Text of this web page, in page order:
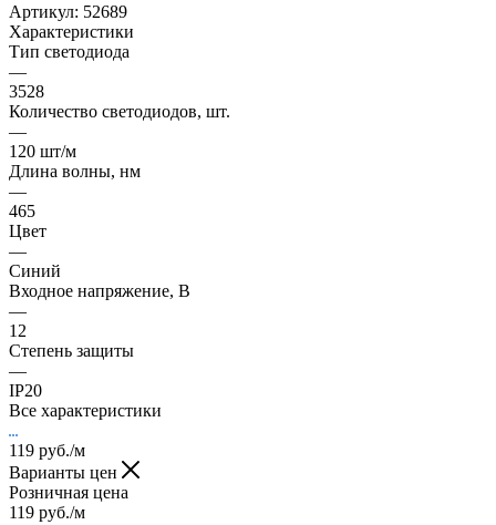
Артикул: 52689
Характеристики
Тип светодиода
—
3528
Количество светодиодов, шт.
—
120 шт/м
Длина волны, нм
—
465
Цвет
—
Синий
Входное напряжение, В
—
12
Степень защиты
—
IP20
Все характеристики
119 руб./м
Варианты цен
Розничная цена
119 руб./м